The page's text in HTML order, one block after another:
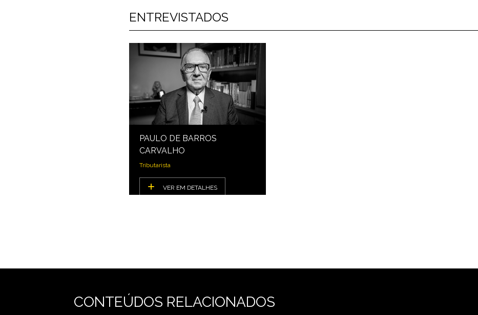
ENTREVISTADOS
PAULO DE BARROS
CARVALHO
Tributarista
VER EM DETALHES
CONTEÚDOS RELACIONADOS